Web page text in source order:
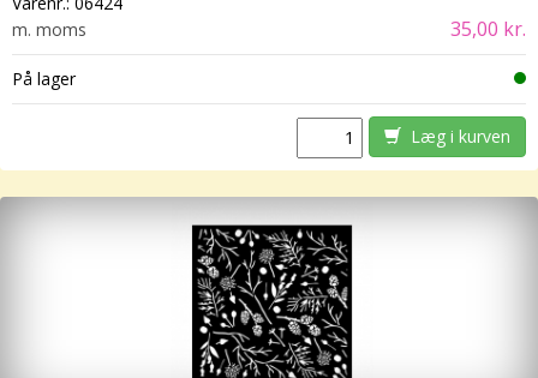
m. moms
35,00 kr.
På lager
Læg i kurven